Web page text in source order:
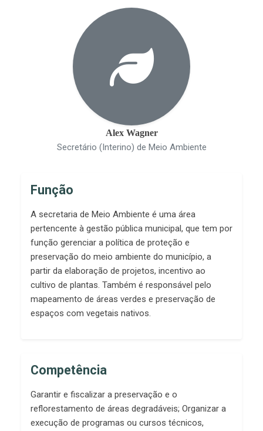
Alex Wagner
Secretário (Interino) de Meio Ambiente
Função
A secretaria de Meio Ambiente é uma área
pertencente à gestão pública municipal, que tem por
função gerenciar a política de proteção e
preservação do meio ambiente do município, a
partir da elaboração de projetos, incentivo ao
cultivo de plantas. Também é responsável pelo
mapeamento de áreas verdes e preservação de
espaços com vegetais nativos.
Competência
Garantir e fiscalizar a preservação e o
reflorestamento de áreas degradáveis; Organizar a
execução de programas ou cursos técnicos,